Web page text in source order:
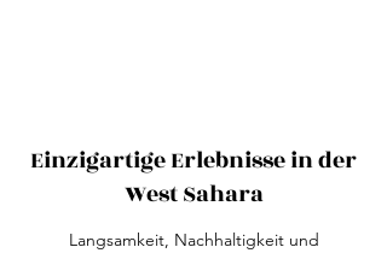
Einzigartige Erlebnisse in der
West Sahara
Langsamkeit, Nachhaltigkeit und